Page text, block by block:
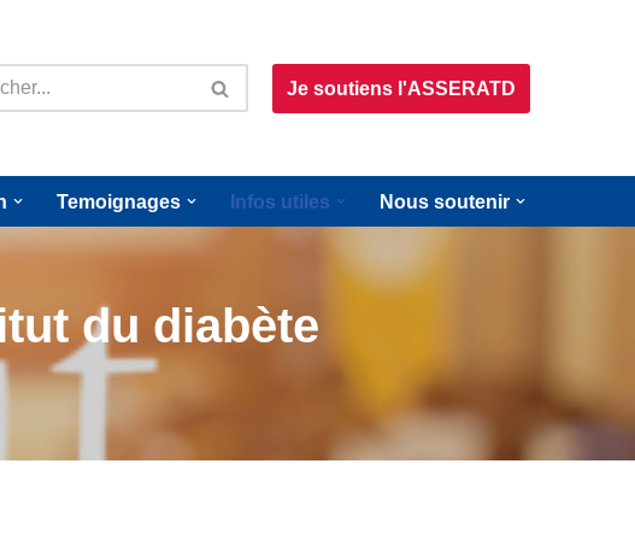
Je soutiens l'ASSERATD
Temoignages Infos utiles Nous soutenir
du diabète